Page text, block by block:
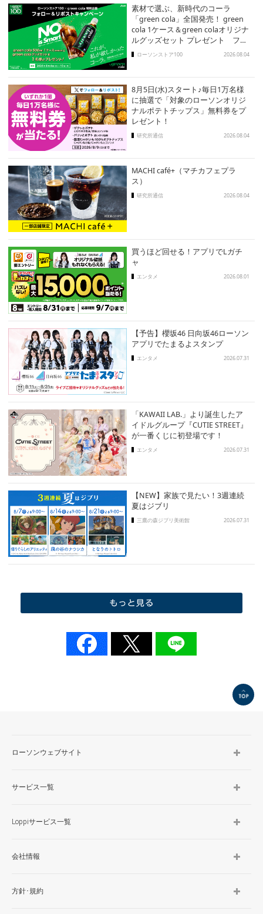
素材で選ぶ、新時代のコーラ
「green cola」全国発売！ green
cola 1ケース＆green colaオリジナ
ルグッズセット プレゼント フォ
ロー＆リポストキャンペーン
ローソンストア100 2026.08.04
8月5日(水)スタート♪毎日1万名様
に抽選で「対象のローソンオリジ
ナルポテトチップス」無料券をプ
レゼント！
研究所通信 2026.08.04
MACHI café+（マチカフェプラ
ス）
研究所通信 2026.08.04
買うほど回せる！アプリでLガチ
ャ
エンタメ 2026.08.01
【予告】櫻坂46 日向坂46ローソン
アプリでたまるよスタンプ
エンタメ 2026.07.31
「KAWAII LAB.」より誕生したア
イドルグループ『CUTIE STREET』
が一番くじに初登場です！
エンタメ 2026.07.31
【NEW】家族で見たい！3週連続
夏はジブリ
三鷹の森ジブリ美術館 2026.07.31
ローソンウェブサイト
サービス一覧
Loppiサービス一覧
会社情報
方針･規約